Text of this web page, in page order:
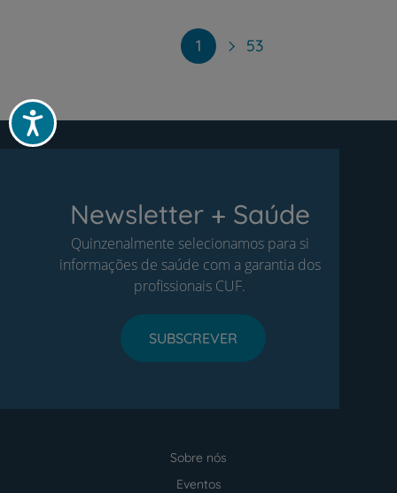
Acessibilidade
1 53
Newsletter + Saúde
Quinzenalmente selecionamos para si
informações de saúde com a garantia dos
profissionais CUF.
SUBSCREVER
Sobre nós
Eventos